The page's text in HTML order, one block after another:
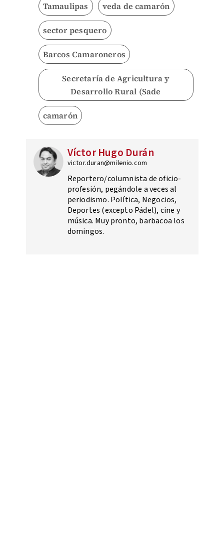
Tamaulipas veda de camarón
sector pesquero
Barcos Camaroneros
Secretaría de Agricultura y
Desarrollo Rural (Sade
camarón
Víctor Hugo Durán
victor.duran@milenio.com
Reportero/columnista de oficio-
profesión, pegándole a veces al
periodismo. Política, Negocios,
Deportes (excepto Pádel), cine y
música. Muy pronto, barbacoa los
domingos.